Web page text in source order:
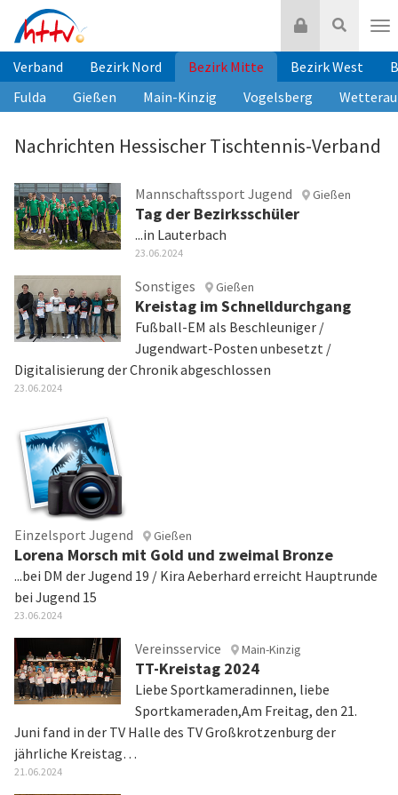
Inhalt
springen
Suche
Login
Verband Bezirk Nord Bezirk Mitte Bezirk West
Fulda
Gießen Main-Kinzig Vogelsberg Wetterau
Nachrichten Hessischer Tischtennis-Verband
Mannschaftssport Jugend Gießen
Tag der Bezirksschüler
...in Lauterbach
23.06.2024
Sonstiges Gießen
Kreistag im Schnelldurchgang
Fußball-EM als Beschleuniger /
Jugendwart-Posten unbesetzt /
Digitalisierung der Chronik abgeschlossen
23.06.2024
Einzelsport Jugend Gießen
Lorena Morsch mit Gold und zweimal Bronze
...bei DM der Jugend 19 / Kira Aeberhard erreicht Hauptrunde
bei Jugend 15
23.06.2024
Vereinsservice Main-Kinzig
TT-Kreistag 2024
Liebe Sportkameradinnen, liebe
Sportkameraden,Am Freitag, den 21.
Juni fand in der TV Halle des TV Großkrotzenburg der
jährliche Kreistag…
21.06.2024